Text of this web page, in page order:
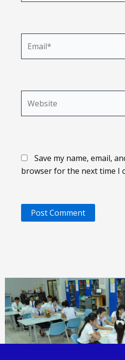
Save my name, email,
browser for the next time I